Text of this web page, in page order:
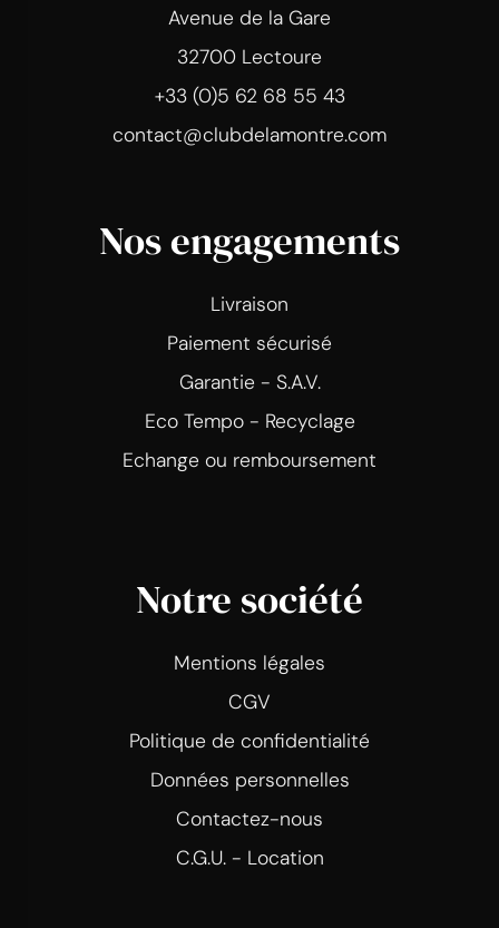
Avenue de la Gare
32700 Lectoure
+33 (0)5 62 68 55 43
contact@clubdelamontre.com
Nos engagements
Livraison
Paiement sécurisé
Garantie - S.A.V.
Eco Tempo - Recyclage
Echange ou remboursement
Notre société
Mentions légales
CGV
Politique de confidentialité
Données personnelles
Contactez-nous
C.G.U. - Location